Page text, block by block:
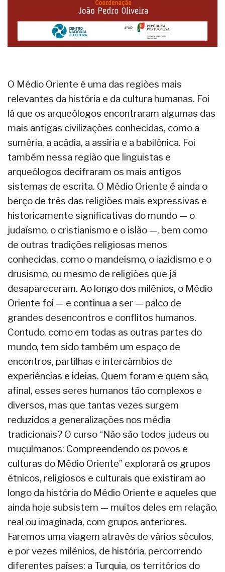
O Médio Oriente é uma das regiões mais
relevantes da história e da cultura humanas. Foi
lá que os arqueólogos encontraram algumas das
mais antigas civilizações conhecidas, como a
suméria, a acádia, a assíria e a babilónica. Foi
também nessa região que linguistas e
arqueólogos decifraram os mais antigos
sistemas de escrita. O Médio Oriente é ainda o
berço de três das religiões mais expressivas e
historicamente significativas do mundo — o
judaísmo, o cristianismo e o islão —, bem como
de outras tradições religiosas menos
conhecidas, como o mandeísmo, o iazidismo e o
drusismo, ou mesmo de religiões que já
desapareceram. Ao longo dos milénios, o Médio
Oriente foi — e continua a ser — palco de
grandes desencontros e conflitos humanos.
Contudo, como em todas as outras partes do
mundo, tem sido também um espaço de
encontros, partilhas e intercâmbios de
experiências e ideias. Quem foram e quem são,
afinal, esses seres humanos tão complexos e
diversos, mas que tantas vezes surgem
reduzidos a generalizações nos média
tradicionais? O curso “Não são todos judeus ou
muçulmanos: Compreendendo os povos e
culturas do Médio Oriente” explorará os grupos
étnicos, religiosos e culturais que existiram ao
longo da história do Médio Oriente e aqueles que
ainda hoje subsistem — muitos deles em relação,
real ou imaginada, com grupos anteriores.
Faremos uma viagem através de vários séculos,
e por vezes milénios, de história, percorrendo
diferentes países: a Turquia, os territórios do